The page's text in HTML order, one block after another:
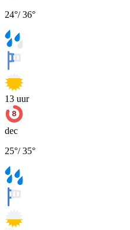
24°/36°
13 uur
dec
25°/35°